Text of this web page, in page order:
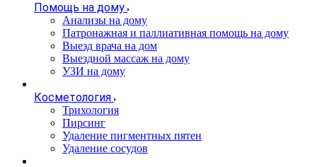
Помощь на дому
Анализы на дому
Патронажная и паллиативная помощь на дому
Выезд врача на дом
Выездной массаж на дому
УЗИ на дому
Косметология
Трихология
Пирсинг
Удаление пигментных пятен
Удаление сосудов